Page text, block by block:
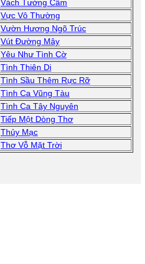
Vách Tường Câm
Vực Vô Thường
Vườn Hương Ngõ Trúc
Vút Đường Mây
Yêu Như Tình Cờ
Tình Thiên Di
Tình Sầu Thêm Rực Rỡ
Tình Ca Vũng Tàu
Tình Ca Tây Nguyên
Tiếp Một Dòng Thơ
Thủy Mạc
Thơ Vỗ Mặt Trời